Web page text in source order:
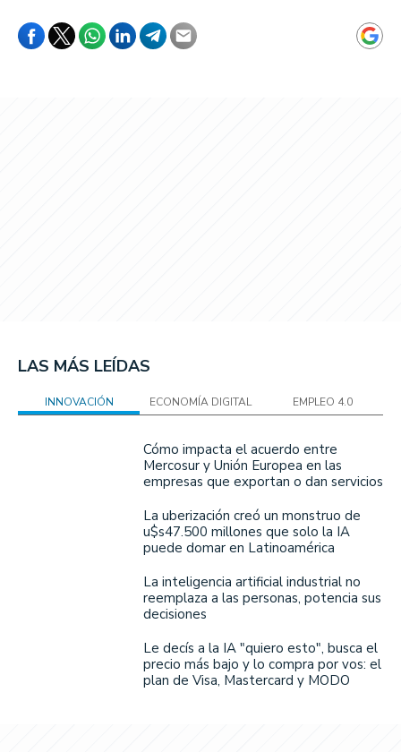
LAS MÁS LEÍDAS
INNOVACIÓN ECONOMÍA DIGITAL EMPLEO 4.0
Cómo impacta el acuerdo entre
Mercosur y Unión Europea en las
empresas que exportan o dan servicios
La uberización creó un monstruo de
u$s47.500 millones que solo la IA
puede domar en Latinoamérica
La inteligencia artificial industrial no
reemplaza a las personas, potencia sus
decisiones
Le decís a la IA "quiero esto", busca el
precio más bajo y lo compra por vos: el
plan de Visa, Mastercard y MODO